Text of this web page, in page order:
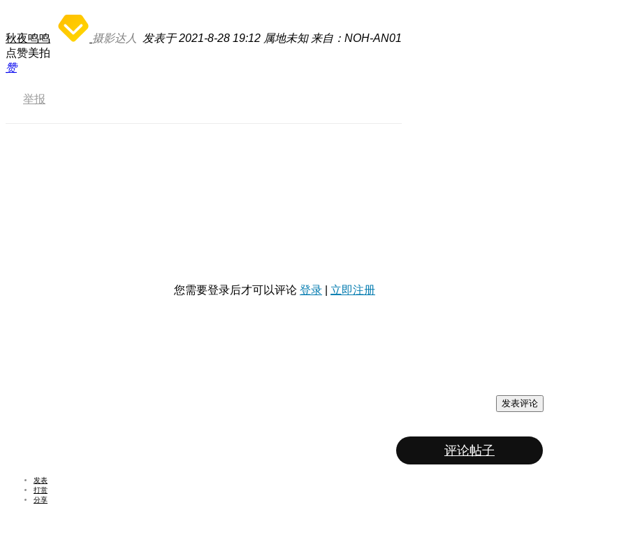
秋夜鸣鸣 摄影达人 发表于 2021-8-28 19:12 属地未知 来自：NOH-AN01
点赞美拍
赞
举报
您需要登录后才可以评论 登录 立即注册
发表评论
评论帖子
发表
打赏
分享